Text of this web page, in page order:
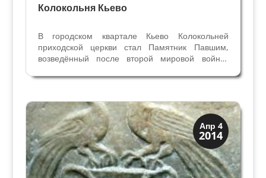
Колокольня Кьево
В городском квартале Кьево Колокольней
приходской церкви стал Памятник Павшим,
возведённый после второй мировой войны.
и была снесена в 1957 году, после того как с
башню рядом с...
Апр 4
2014
Музеи
Скрытая Верона